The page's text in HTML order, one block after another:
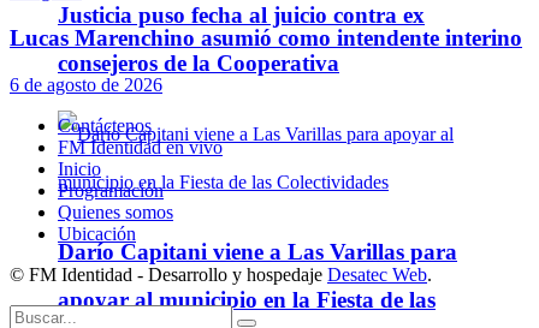
Justicia puso fecha al juicio contra ex
consejeros de la Cooperativa
Darío Capitani viene a Las Varillas para
apoyar al municipio en la Fiesta de las
Lucas Marenchino asumió como intendente interino
6 de agosto de 2026
Contáctenos
FM Identidad en vivo
Inicio
Programación
Quienes somos
Ubicación
© FM Identidad - Desarrollo y hospedaje Desatec Web.